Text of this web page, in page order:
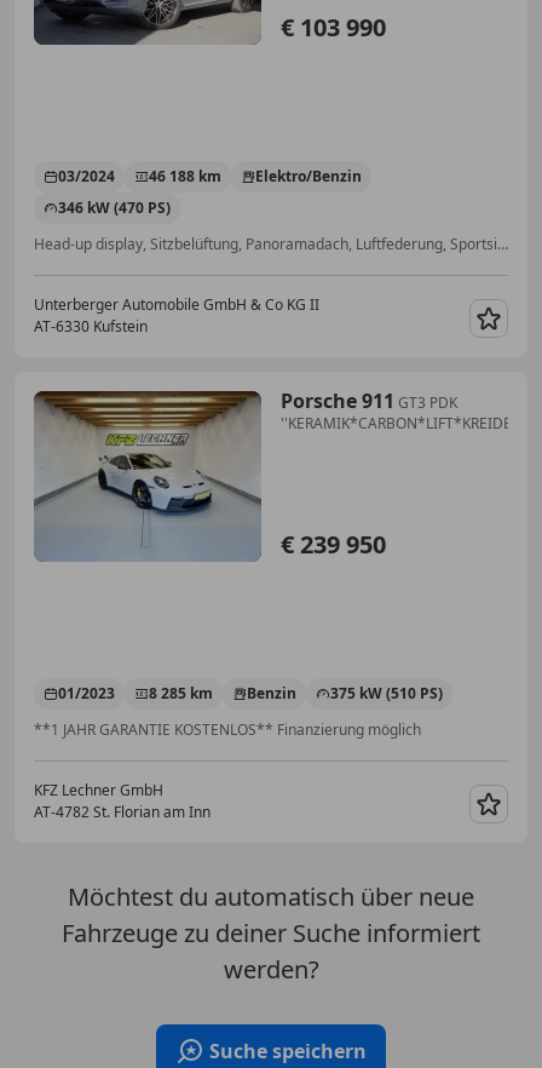
€ 103 990
03/2024 46 188 km
Elektro/Benzin
346 kW (470 PS)
Head-up display, Sitzbelüftung, Panoramadach, Luftfederung, Sportsitze, 4-Zonen-Klimaautomatik, Partikelfilter, Beheizbares Lenkrad
Unterberger Automobile GmbH & Co KG II
AT-6330 Kufstein
Porsche 911 GT3 PDK
''KERAMIK*CARBON*LIFT*KREIDE''
€ 239 950
01/2023 8 285 km Benzin
375 kW (510 PS)
**1 JAHR GARANTIE KOSTENLOS** Finanzierung möglich
KFZ Lechner GmbH
AT-4782 St. Florian am Inn
Möchtest du automatisch über neue
Fahrzeuge zu deiner Suche informiert
werden?
Suche speichern